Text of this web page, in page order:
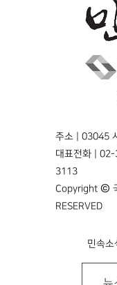
주소 | 03045
대표전화 |
3113
Copyright ©
RESERVED
민속소